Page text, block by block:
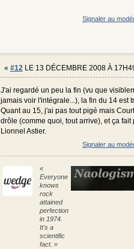
Signaler au
« #12LE 13 DÉCEMBRE 2008 À
J'ai regardé un peu la fin (vu que
jamais voir l'intégrale...), la fin du 14 est
Quant au 15, j'ai pas tout pigé mais
drôle (comme quoi, tout arrive), et ça fait
Lionnel Astier.
Signaler au
«
Everyone
knows
rock
attained
perfection
in 1974.
It's a
scientific
fact. »